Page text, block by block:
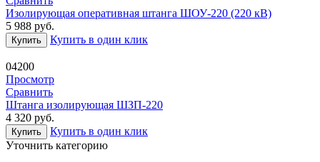
Изолирующая оперативная штанга ШОУ-220 (220 кВ)
5 988 руб.
Купить Купить в один клик
04200
Просмотр
Сравнить
Штанга изолирующая ШЗП-220
4 320 руб.
Купить
Купить в один клик
Уточнить категорию